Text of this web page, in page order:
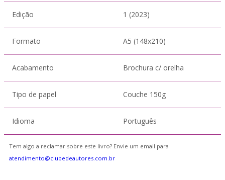
Edição 1 (2023)
Formato A5 (148x210)
Acabamento Brochura c/ orelha
Tipo de papel Couche 150g
Idioma Português
Tem algo a reclamar sobre este livro? Envie um email para
atendimento@clubedeautores.com.br